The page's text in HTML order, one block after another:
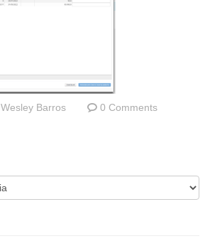
Wesley Barros 0 Comments